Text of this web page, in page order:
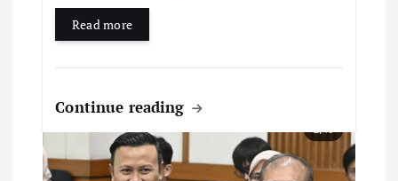
Read more
Continue reading